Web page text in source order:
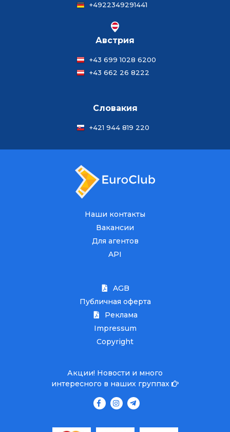
+4922349291441
Австрия
+43 699 1028 6200
+43 662 26 8222
Словакия
+421 944 819 220
Наши контакты
Вакансии
Для агентов
API
AGB
Публичная оферта
Реклама
Impressum
Copyright
Акции! Новости и много
интересного в наших группах